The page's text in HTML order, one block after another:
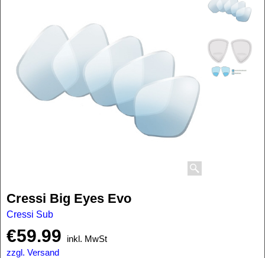
Cressi Big Eyes Evo
Cressi Sub
€59.99
inkl. MwSt
zzgl. Versand